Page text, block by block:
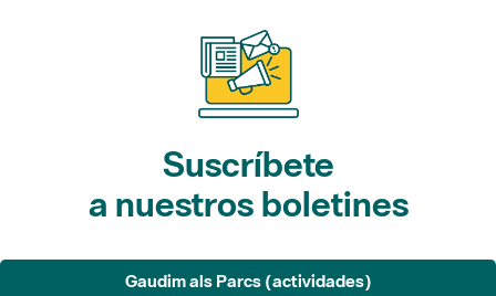
Suscríbete
a nuestros boletines
Gaudim als Parcs (actividades)